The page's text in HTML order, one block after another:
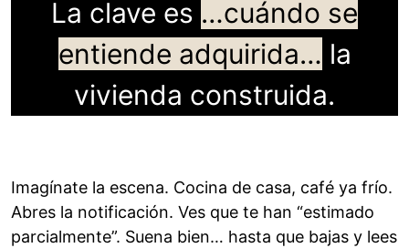
La clave es …cuándo se
entiende adquirida… la
vivienda construida.
Imagínate la escena. Cocina de casa, café ya frío.
Abres la notificación. Ves que te han “estimado
parcialmente”. Suena bien… hasta que bajas y lees